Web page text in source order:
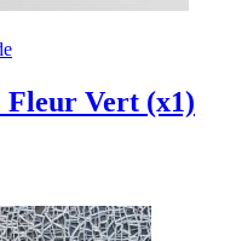
Fleur Vert (x1)